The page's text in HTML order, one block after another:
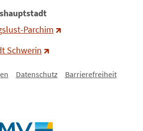
Parchim
Schwerin
Datenschutz
Barrierefreiheit